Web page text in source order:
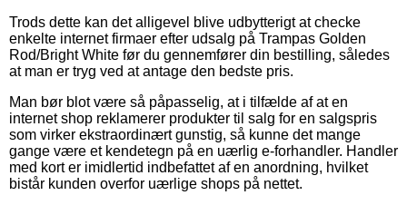
Trods dette kan det alligevel blive udbytterigt at checke
enkelte internet firmaer efter udsalg på Trampas Golden
Rod/Bright White før du gennemfører din bestilling, således
at man er tryg ved at antage den bedste pris.
Man bør blot være så påpasselig, at i tilfælde af at en
internet shop reklamerer produkter til salg for en salgspris
som virker ekstraordinært gunstig, så kunne det mange
gange være et kendetegn på en uærlig e-forhandler. Handler
med kort er imidlertid indbefattet af en anordning, hvilket
bistår kunden overfor uærlige shops på nettet.